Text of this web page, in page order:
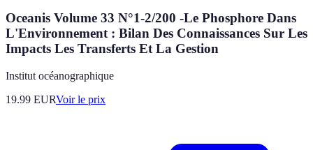
Oceanis Volume 33 N°1-2/200 -Le Phosphore Dans
L'Environnement : Bilan Des Connaissances Sur Les
Impacts Les Transferts Et La Gestion
Institut océanographique
19.99 EURVoir le prix